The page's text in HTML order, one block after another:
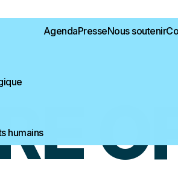
humains
AgendaPresseNous soutenir